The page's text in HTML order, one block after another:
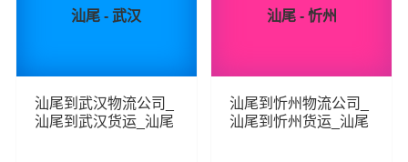
汕尾 - 武汉
汕尾到武汉物流公司_
汕尾到武汉货运_汕尾
汕尾 - 忻州
汕尾到忻州物流公司_
汕尾到忻州货运_汕尾